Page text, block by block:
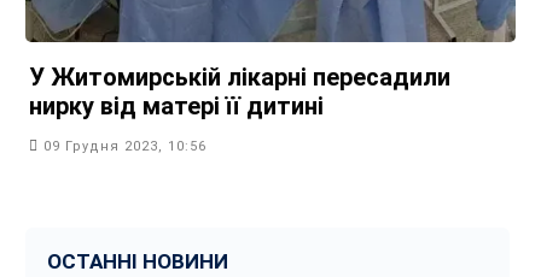
У Житомирській лікарні пересадили
нирку від матері її дитині
09 Грудня 2023, 10:56
ОСТАННІ НОВИНИ